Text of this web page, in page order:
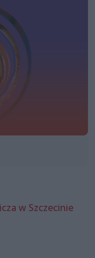
w Szczecinie